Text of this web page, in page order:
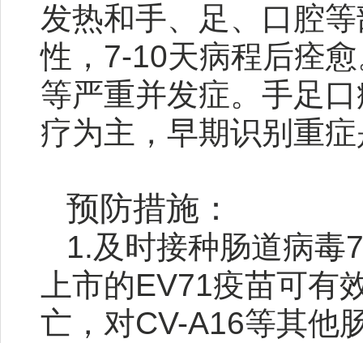
发热和手、足、口腔
性，7-10天病程后痊
等严重并发症。手足
疗为主，早期识别重
预防措施：
1.及时接种肠道病毒
上市的EV71疫苗可
亡，对CV-A16等其他